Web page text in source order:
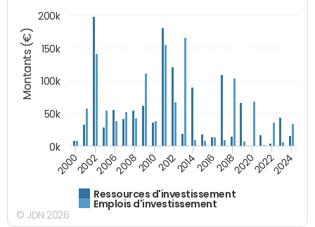
Montants (€)
Ressources d'investissement
Emplois d'investissement
200020022006200820102012201420162018202020222024
0k
50k
100k
150k
200k
© JDN 2026